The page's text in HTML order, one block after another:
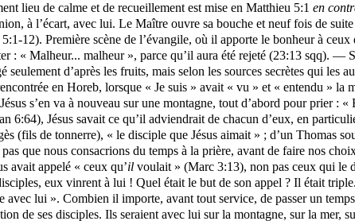
lieu de calme et de recueillement est mise en Matthieu 5:1 en
à l’écart, avec lui. Le Maître ouvre sa bouche et neuf fois de
12). Première scène de l’évangile, où il apporte le bonheur à
: « Malheur... malheur », parce qu’il aura été rejeté (23:13 sqq). —
seulement d’après les fruits, mais selon les sources secrètes qui
en Horeb, lorsque « Je suis » avait « vu » et « entendu »
s’en va à nouveau sur une montagne, tout d’abord pour prier
6:64), Jésus savait ce qu’il adviendrait de chacun d’eux, en
(fils de tonnerre), « le disciple que Jésus aimait » ; d’un Thomas
que nous consacrions du temps à la prière, avant de faire nos
avait appelé « ceux qu’ilvoulait » (Marc 3:13), non pas ceux qui le
eux vinrent à lui ! Quel était le but de son appel ? Il était triple.
avec lui ». Combien il importe, avant tout service, de passer un
de ses disciples. Ils seraient avec lui sur la montagne, sur la